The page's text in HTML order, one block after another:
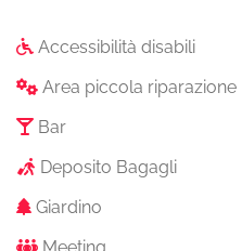
Accessibilità disabili
Area piccola riparazione
Bar
Deposito Bagagli
Giardino